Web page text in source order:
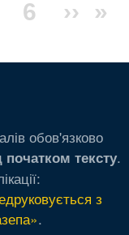
Page
6 ›› »
обов'язково
тексту.
з
.